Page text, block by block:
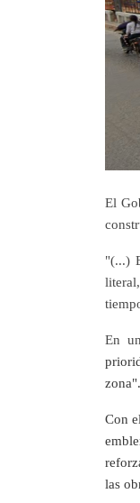
El
"(...)
En
zona".
Con
las